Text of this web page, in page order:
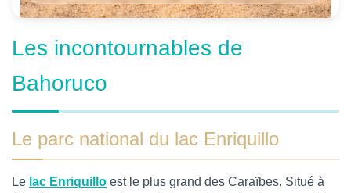
Les incontournables de
Bahoruco
Le parc national du lac Enriquillo
Le lac Enriquillo est le plus grand des Caraïbes. Situé à